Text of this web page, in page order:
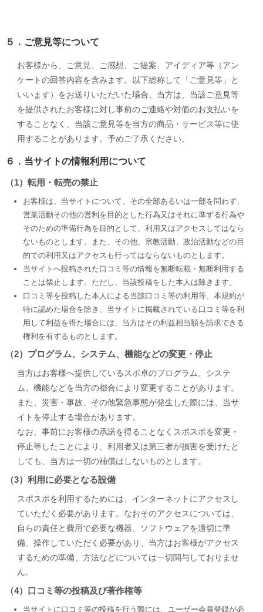
５．ご意見等について
お客様から、ご意見、ご感想、ご提案、アイディア等（アン
ケートの回答内容を含みます。
以下総称して「ご意見等」と
いいます）をお送りいただいた場合、当方は、当該ご意見等
を提供されたお客様に対し事前のご連絡や対価のお支払いを
することなく、当該ご意見等を当方の商品・サービス等に使
用することがあります。予めご了承ください。
６．当サイトの情報利用について
（1）転用・転売の禁止
お客様は、当サイトについて、その全部あるいは一部を問わず、
営業活動その他の営利を目的とした行為又はそれに準ずる行為や
そのための準備行為を目的として、利用又はアクセスしてはなら
ないものとします。また、その他、宗教活動、政治活動などの目
的での利用又はアクセスも行ってはならないものとします。
当サイトへ投稿された口コミ等の情報を無断転載・無断利用する
ことは禁止します。ただし、当該投稿をした本人は除きます。
口コミ等を投稿した本人による当該口コミ等の利用等、本規約が
特に認めた場合を除き、当サイトに掲載されている口コミ等を利
用して利益を得た場合には、当方はその利益相当額を請求できる
権利を有するものとします。
（2）プログラム、システム、機能などの変更・停止
当方はお客様へ提供しているスポ卓のプログラム、システ
ム、機能などを当方の都合により変更することがあります。
また、災害・事故、その他緊急事態が発生した際には、当サ
イトを停止する場合があります。
なお、事前にお客様の承諾を得ることなくスポスポを変更・
停止等したことにより、利用者又は第三者が損害を受けたと
しても、当方は一切の補償はしないものとします。
（3）利用に必要となる設備
スポスポを利用するためには、インターネットにアクセスし
ていただく必要があります。なおそのアクセスについては、
自らの責任と費用で必要な機器、ソフトウェアを適切に準
備、操作していただく必要があり、当方はお客様がアクセス
するための準備、方法などについては一切関与しておりませ
ん。
（4）口コミ等の投稿及び著作権等
当サイトに口コミ等の投稿を行う際には、ユーザー会員登録が必